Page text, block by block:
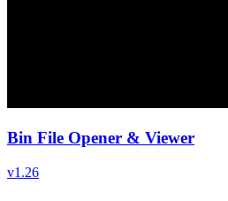
Bin File Opener & Viewer
v1.26